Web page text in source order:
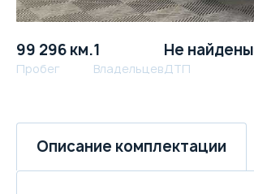
99 296 км.
Пробег
1
Владельцев
Не найдены
ДТП
Описание комплектации